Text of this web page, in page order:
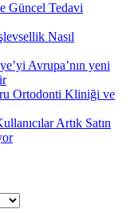
Güncel Tedavi
Nasıl
Avrupa’nın yeni
Ortodonti Kliniği ve
Artık Satın